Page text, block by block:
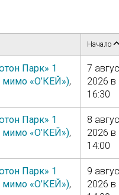
Начало
Парк» 1
мимо «О’КЕЙ»),
7
2026 в
16:30
Парк» 1
мимо «О’КЕЙ»),
8
2026 в
14:00
Парк» 1
мимо «О’КЕЙ»),
9
2026 в